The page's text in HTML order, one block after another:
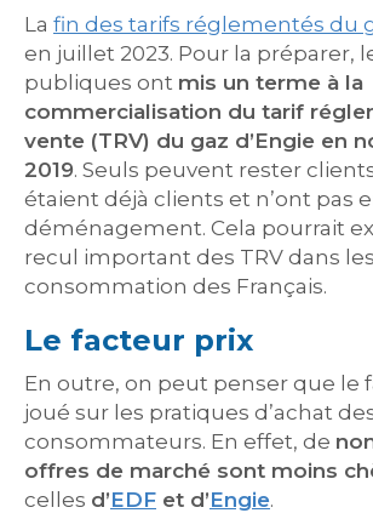
La fin des tarifs réglementés du
en juillet 2023. Pour la préparer,
publiques ont mis un terme à la
commercialisation du tarif
vente (TRV) du gaz d’Engie en
2019. Seuls peuvent rester
étaient déjà clients et n’ont pas
déménagement. Cela pourrait
recul important des TRV dans
consommation des Français.
Le facteur prix
En outre, on peut penser que le
joué sur les pratiques d’achat
consommateurs. En effet, de
offres de marché sont moins
celles d’EDF et d’Engie.